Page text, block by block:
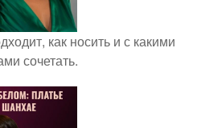
как носить и с какими
сочетать.